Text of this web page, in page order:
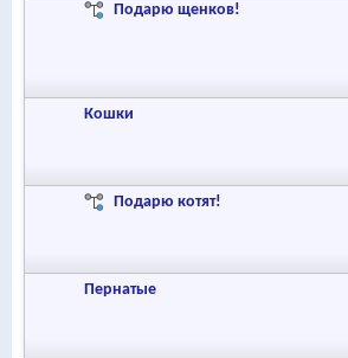
Подарю щенков!
Кошки
Подарю котят!
Пернатые